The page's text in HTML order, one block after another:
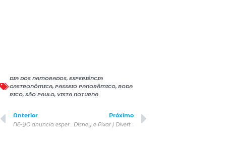
DIA DOS NAMORADOS, EXPERIÊNCIA
GASTRONÔMICA, PASSEIO PANORÂMICO, RODA
RICO, SÃO PAULO, VISTA NOTURNA
Anterior
NE-YO anuncia esperado show solo em São Paulo
Próximo
Disney e Pixar | Divertida Mente 2 – Ingressos já estão à venda